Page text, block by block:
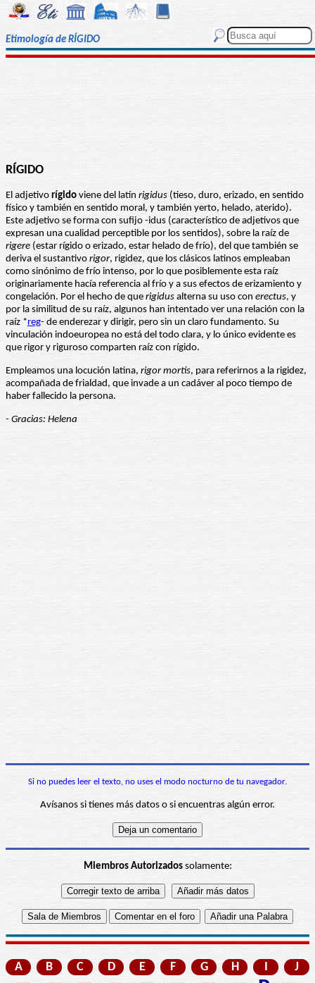
Etimología de RÍGIDO
RÍGIDO
El adjetivo rígido viene del latín rigidus (tieso, duro, erizado, en sentido
físico y también en sentido moral, y también yerto, helado, aterido).
Este adjetivo se forma con sufijo -idus (característico de adjetivos que
expresan una cualidad perceptible por los sentidos), sobre la raíz de
rigere (estar rígido o erizado, estar helado de frío), del que también se
deriva el sustantivo rigor, rigidez, que los clásicos latinos empleaban
como sinónimo de frío intenso, por lo que posiblemente esta raíz
originariamente hacía referencia al frío y a sus efectos de erizamiento y
congelación. Por el hecho de que rigidus alterna su uso con erectus, y
por la similitud de su raíz, algunos han intentado ver una relación con la
raíz *reg- de enderezar y dirigir, pero sin un claro fundamento. Su
vinculación indoeuropea no está del todo clara, y lo único evidente es
que rigor y riguroso comparten raíz con rígido.
Empleamos una locución latina, rigor mortis, para referirnos a la rigidez,
acompañada de frialdad, que invade a un cadáver al poco tiempo de
haber fallecido la persona.
- Gracias: Helena
Si no puedes leer el texto, no uses el modo nocturno de tu navegador.
Avísanos si tienes más datos o si encuentras algún error.
Miembros Autorizadossolamente:
A B C D E F G H I
J